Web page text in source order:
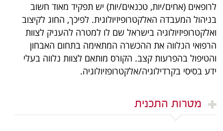
לרופאים (אחים/יות, טכנאים/יות) יש תפקיד מאוד חשוב
בניהול המעבדה האלקטרופיזיולוגית. לפיכך, החוג לקיצוב
ואלקטרופיזיולוגיה בישראל שם לו למטרה להעניק לצוות
הרפואי הנלווה את ההכשרה המתאימה בתחום האבחון
והטיפול בהפרעות קצב. הקורס מותאם לצוות נלווה בעלי
ידע בסיסי בקרדילוגיה/אלקטרופזיולוגיה.
מטרות התכנית